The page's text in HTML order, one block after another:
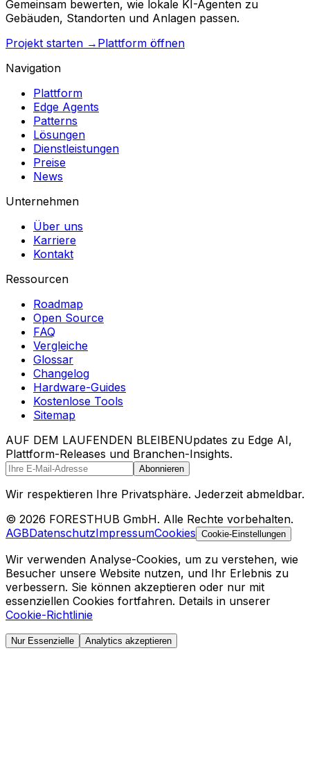
Gemeinsam bewerten, wie lokale KI-Agenten zu
Gebäuden, Standorten und Anlagen passen.
Projekt starten → Plattform öffnen
Navigation
Plattform
Edge Agents
Patterns
Lösungen
Dienstleistungen
Preise
News
Unternehmen
Über uns
Karriere
Kontakt
Ressourcen
Roadmap
Open Source
FAQ
Vergleiche
Glossar
Changelog
Hardware-Guides
Kostenlose Tools
Sitemap
AUF DEM LAUFENDEN BLEIBENUpdates zu Edge AI,
Plattform-Releases und Branchen-Insights.
Abonnieren
Wir respektieren Ihre Privatsphäre. Jederzeit abmeldbar.
© 2026 FORESTHUB GmbH. Alle Rechte vorbehalten.
AGBDatenschutzImpressumCookies Cookie-Einstellungen
Wir verwenden Analyse-Cookies, um zu verstehen, wie
Besucher unsere Website nutzen, und Ihr Erlebnis zu
verbessern. Sie können akzeptieren oder nur mit
essenziellen Cookies fortfahren. Details in unserer
Cookie-Richtlinie
Nur Essenzielle Analytics akzeptieren